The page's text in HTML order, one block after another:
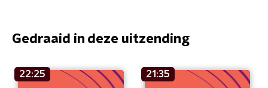
Gedraaid in deze uitzending
22:25 21:35